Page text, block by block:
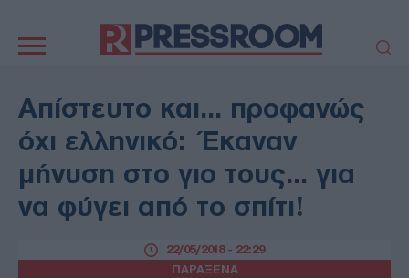
πλοήγηση
ΠΟΛΙΤΙΚΗ
ΕΛΛΑΔΑ
ΕΚΚΛΗΣΙΑ
ΑΜΥΝΑ
ΔΙΕΘΝΗ
ΚΥΠΡΟΣ
MEDIA
LIFESTYLE
AUTO - MOTO
ΓΑΣΤΡΟΝΟΜΙΑ
Απίστευτο και... προφανώς
όχι ελληνικό: Έκαναν
μήνυση στο γιο τους... για
να φύγει από το σπίτι!
ΠΑΡΑΞΕΝΑ
22/05/2018 - 22:29